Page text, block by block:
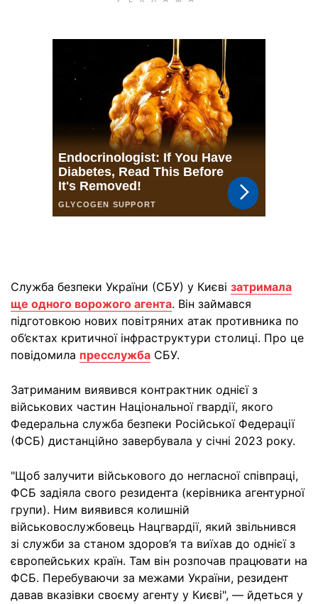
Служба безпеки України (СБУ) у Києві затримала
ще одного ворожого агента. Він займався
підготовкою нових повітряних атак противника по
об’єктах критичної інфраструктури столиці. Про це
повідомила пресслужба СБУ.
Затриманим виявився контрактник однієї з
військових частин Національної гвардії, якого
Федеральна служба безпеки Російської Федерації
(ФСБ) дистанційно завербувала у січні 2023 року.
"Щоб залучити військового до негласної співпраці,
ФСБ задіяла свого резидента (керівника агентурної
групи). Ним виявився колишній
військовослужбовець Нацгвардії, який звільнився
зі служби за станом здоров’я та виїхав до однієї з
європейських країн. Там він розпочав працювати на
ФСБ. Перебуваючи за межами України, резидент
давав вказівки своєму агенту у Києві", — йдеться у